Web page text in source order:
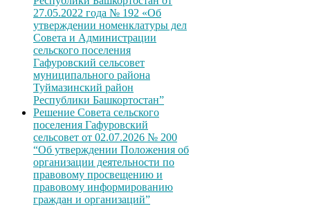
27.05.2022 года № 192 «Об
утверждении номенклатуры дел
Совета и Администрации
сельского поселения
Гафуровский сельсовет
муниципального района
Туймазинский район
Республики Башкортостан”
Решение Совета сельского
поселения Гафуровский
сельсовет от 02.07.2026 № 200
“Об утверждении Положения об
организации деятельности по
правовому просвещению и
правовому информированию
граждан и организаций”